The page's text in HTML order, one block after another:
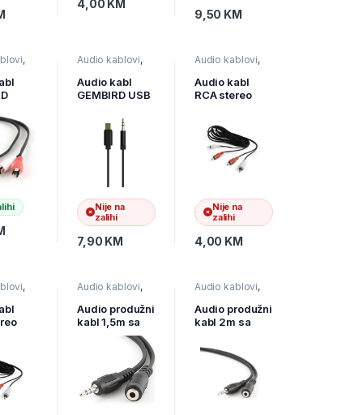
4,00 KM
9,50 KM
,
pribor
Audio kablovi,
audio, TV pribor
i AV kablovi
Audio kabl
GEMBIRD USB
stereo 3.5 mm
AUX cable, 1.5
m, black, CCA-
Nije na
zalihi
7,90 KM
Audio kablovi,
audio, TV pribor
i AV kablovi
Audio kabl
RCA stereo
3m, RCAx2 to
RCAx2
Nije na
zalihi
4,00 KM
,
pribor
Audio kablovi,
audio, TV pribor
i AV kablovi
Audio produžni
kabl 1,5m sa
3.5mm kon.,
Audio kablovi,
audio, TV pribor
i AV kablovi
Audio produžni
kabl 2m sa
konektor,
GEMBIRD
CCA-423-2M